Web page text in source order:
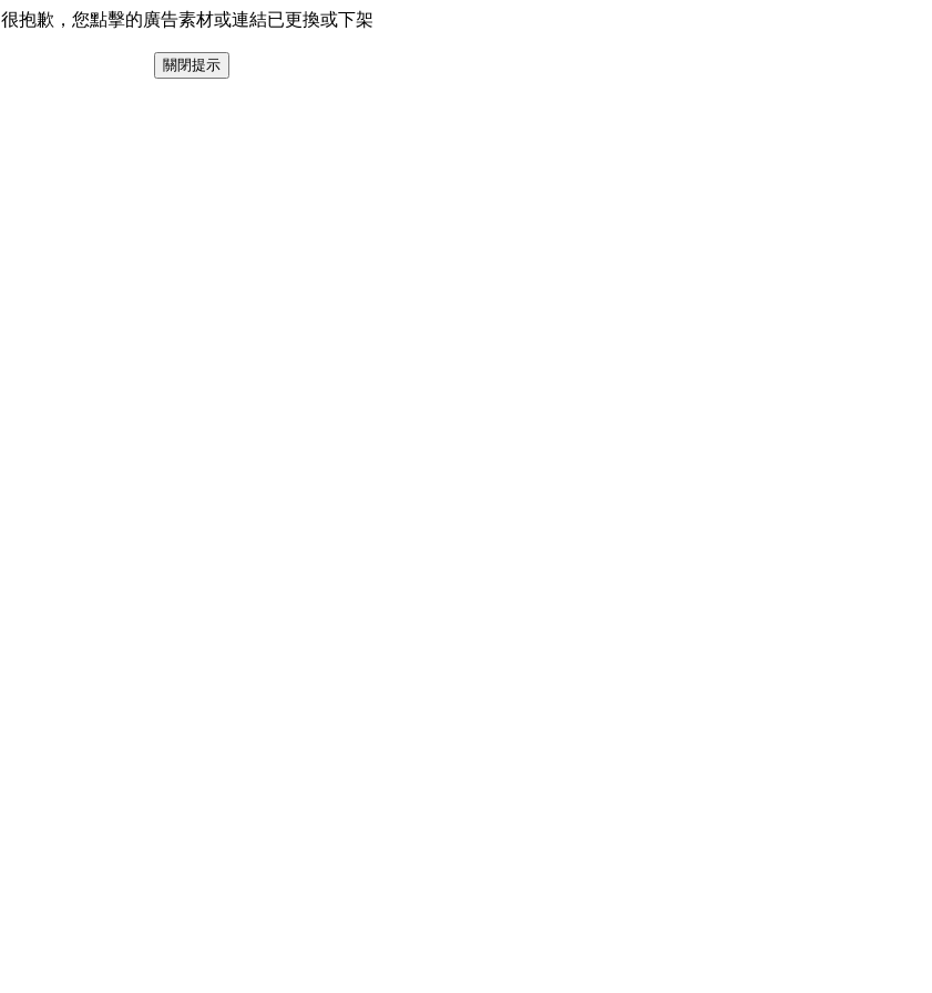
很抱歉，您點擊的廣告素材或連結已更換或下架